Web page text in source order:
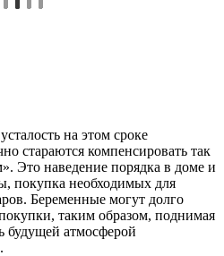
на этом сроке
стараются компенсировать так
Это наведение порядка в доме и
покупка необходимых для
Беременные могут долго
таким образом, поднимая
будущей атмосферой